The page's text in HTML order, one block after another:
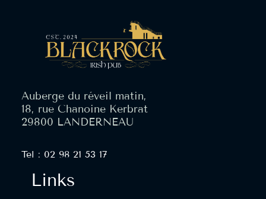
Auberge du réveil matin,
18, rue Chanoine Kerbrat
29800 LANDERNEAU
Tel : 02 98 21 53 17
Links